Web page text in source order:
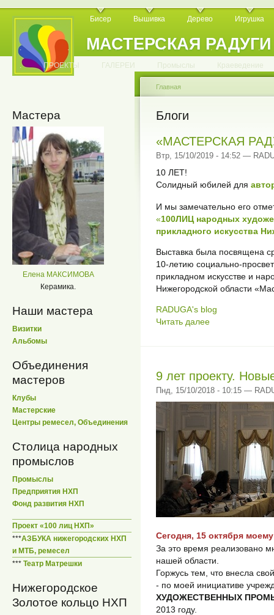
МАСТЕРСКАЯ РАДУГИ
Бисер Вышивка Дерево Игрушка
. . . . . . . . . . .
. ПРОЕКТЫ ГАЛЕРЕИ Промыслы Краеведение
Мастера
Елена МАКСИМОВА
Керамика.
Наши мастера
Визитки
Альбомы
Объединения
мастеров
Клубы
Мастерские
Центры ремесел, Объединения
Столица народных
промыслов
Промыслы
Предприятия НХП
Фонд развития НХП
Проект «100 лиц НХП»
***АЗБУКА нижегородских НХП
и МТБ, ремесел
*** Театр Матрешки
Нижегородское
Золотое кольцо НХП
Главная
Блоги
«МАСТЕРСКАЯ
Втр, 15/10/2019 - 14:52 —
10 ЛЕТ!
Солидный юбилей для
И мы замечательно его
«100ЛИЦ народных
прикладного искусства
Выставка была посвящена
10-летию социально-
прикладном искусстве и
Нижегородской области
RADUGA's blog
Читать далее
9 лет проекту.
Пнд, 15/10/2018 - 10:15 —
Сегодня, 15 октября
За это время реализовано
нашей области.
Горжусь тем, что внесла
- по моей инициативе
ХУДОЖЕСТВЕННЫХ
2013 году.